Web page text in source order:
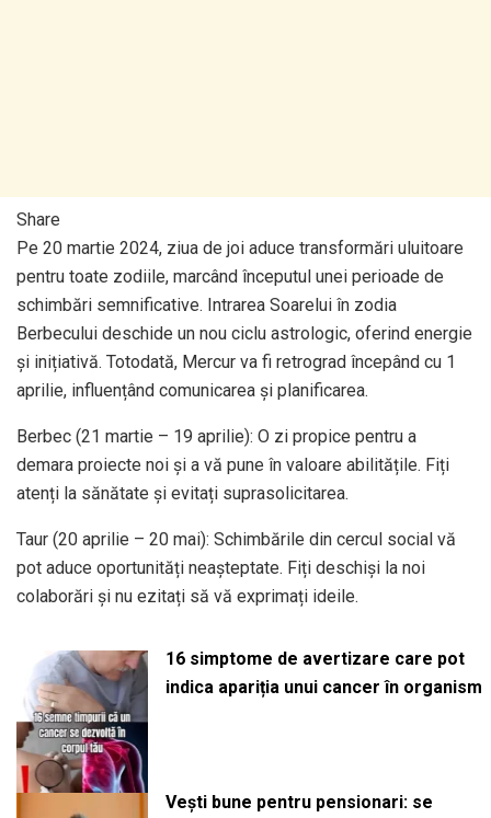
Share
​Pe 20 martie 2024, ziua de joi aduce transformări uluitoare
pentru toate zodiile, marcând începutul unei perioade de
schimbări semnificative. Intrarea Soarelui în zodia
Berbecului deschide un nou ciclu astrologic, oferind energie
și inițiativă. Totodată, Mercur va fi retrograd începând cu 1
aprilie, influențând comunicarea și planificarea. ​
Berbec (21 martie – 19 aprilie): O zi propice pentru a
demara proiecte noi și a vă pune în valoare abilitățile. Fiți
atenți la sănătate și evitați suprasolicitarea. ​
Taur (20 aprilie – 20 mai): Schimbările din cercul social vă
pot aduce oportunități neașteptate. Fiți deschiși la noi
colaborări și nu ezitați să vă exprimați ideile. ​
16 simptome de avertizare care pot
indica apariția unui cancer în organism
Vești bune pentru pensionari: se